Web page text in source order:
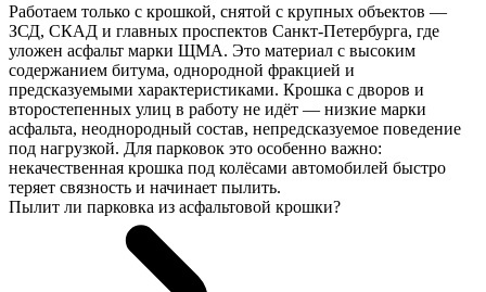
Работаем только с крошкой, снятой с крупных объектов —
ЗСД, СКАД и главных проспектов Санкт-Петербурга, где
уложен асфальт марки ЩМА. Это материал с высоким
содержанием битума, однородной фракцией и
предсказуемыми характеристиками. Крошка с дворов и
второстепенных улиц в работу не идёт — низкие марки
асфальта, неоднородный состав, непредсказуемое поведение
под нагрузкой. Для парковок это особенно важно:
некачественная крошка под колёсами автомобилей быстро
теряет связность и начинает пылить.
Пылит ли парковка из асфальтовой крошки?